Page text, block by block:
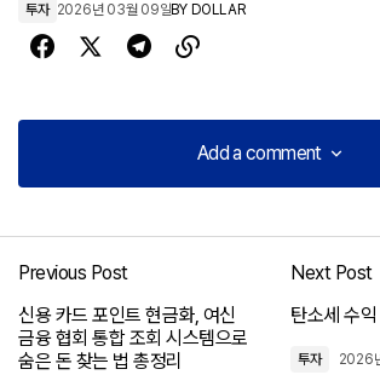
투자 2026년 03월 09일BY DOLLAR
Add a comment
Add a comment
Previous Post
신용 카드 포인트 현금화, 여신
금융 협회 통합 조회 시스템으로
숨은 돈 찾는 법 총정리
Next Post
탄소세 수
투자 2026